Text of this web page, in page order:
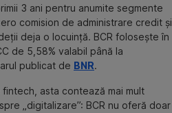
3 ani pentru anumite segmente
comision de administrare credit și
deja o locuință. BCR folosește în
de 5,58% valabil până la
publicat de BNR.
asta contează mai mult
„digitalizare”: BCR nu oferă doar